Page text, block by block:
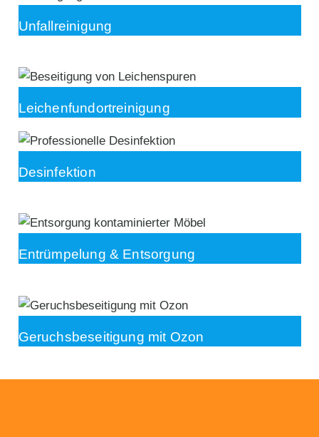
Unfallreinigung
Leichenfundortreinigung
Desinfektion
Entrümpelung & Entsorgung
Geruchsbeseitigung mit Ozon